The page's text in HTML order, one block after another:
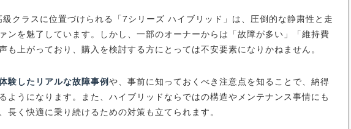
クラスに位置づけられる「7シリーズ ハイブリッド」は、圧倒的な静粛性と走
ンを魅了しています。しかし、一部のオーナーからは「故障が多い」「維持費
も上がっており、購入を検討する方にとっては不安要素になりかねません。
験したリアルな故障事例や、事前に知っておくべき注意点を知ることで、納得
ようになります。また、ハイブリッドならではの構造やメンテナンス事情にも
長く快適に乗り続けるための対策も立てられます。